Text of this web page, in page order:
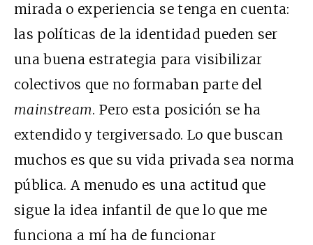
mirada o experiencia se tenga en cuenta:
las políticas de la identidad pueden ser
una buena estrategia para visibilizar
colectivos que no formaban parte del
mainstream. Pero esta posición se ha
extendido y tergiversado. Lo que buscan
muchos es que su vida privada sea norma
pública. A menudo es una actitud que
sigue la idea infantil de que lo que me
funciona a mí ha de funcionar